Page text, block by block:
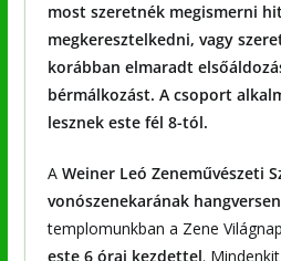
most szeretnék megismerni
megkeresztelkedni, vagy
korábban elmaradt
bérmálkozást. A csoport
lesznek este fél 8-tól.
A Weiner Leó Zeneművészeti
vonószenekarának
templomunkban a Zene
este 6 órai kezdettel.